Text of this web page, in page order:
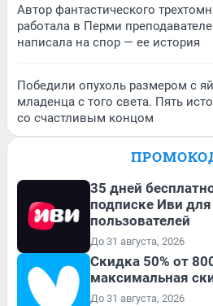
Автор фантастического
работала в Перми
написала на спор — ее история
Победили опухоль размером с
младенца с того света. Пять
со счастливым концом
35 дней
подписке Иви
пользователей
До 31 августа, 2026
Скидка 50% от
максимальная
До 31 августа, 2026